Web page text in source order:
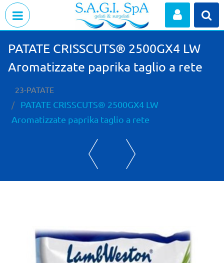
PATATE CRISSCUTS® 2500GX4 LW
Aromatizzate paprika taglio a rete
23-PATATE
PATATE CRISSCUTS® 2500GX4 LW
Aromatizzate paprika taglio a rete